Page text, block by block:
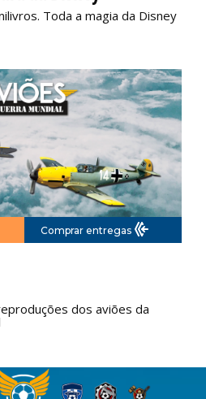
Toda a magia da Disney
Comprar entregas
dos aviões da